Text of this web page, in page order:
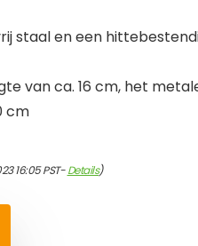
staal en een
van ca. 16 cm, het
cm
16:05 PST-Details)